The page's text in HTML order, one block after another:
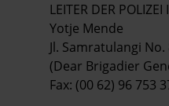
LEITER DER
Yotje Mende
Jl. Samratulangi No.
(Dear Brigadier
Fax: (00 62) 96 753